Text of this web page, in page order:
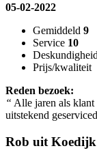
05-02-2022
Gemiddeld 9
Service 10
Deskundigheid
Prijs/kwaliteit
Reden bezoek:
“ Alle jaren als
uitstekend
Rob uit Koedijk